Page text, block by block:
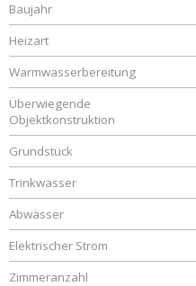
Baujahr
Heizart
Warmwasserbereitung
Überwiegende
Objektkonstruktion
Grundstück
Trinkwasser
Abwässer
Elektrischer Strom
Zimmeranzahl